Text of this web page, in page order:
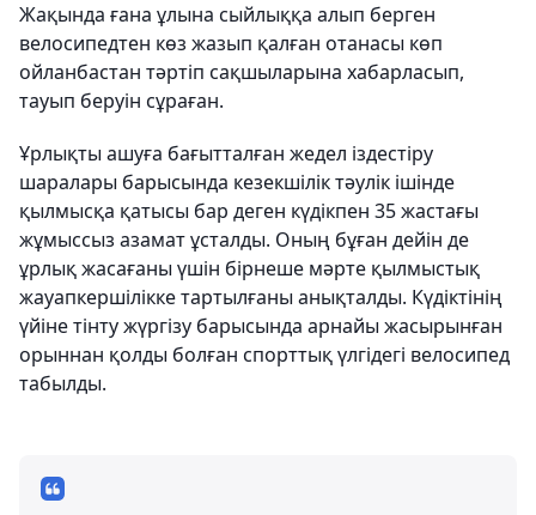
Жақында ғана ұлына сыйлыққа алып берген
велосипедтен көз жазып қалған отанасы көп
ойланбастан тәртіп сақшыларына хабарласып,
тауып беруін сұраған.
Ұрлықты ашуға бағытталған жедел іздестіру
шаралары барысында кезекшілік тәулік ішінде
қылмысқа қатысы бар деген күдікпен 35 жастағы
жұмыссыз азамат ұсталды. Оның бұған дейін де
ұрлық жасағаны үшін бірнеше мәрте қылмыстық
жауапкершілікке тартылғаны анықталды. Күдіктінің
үйіне тінту жүргізу барысында арнайы жасырынған
орыннан қолды болған спорттық үлгідегі велосипед
табылды.